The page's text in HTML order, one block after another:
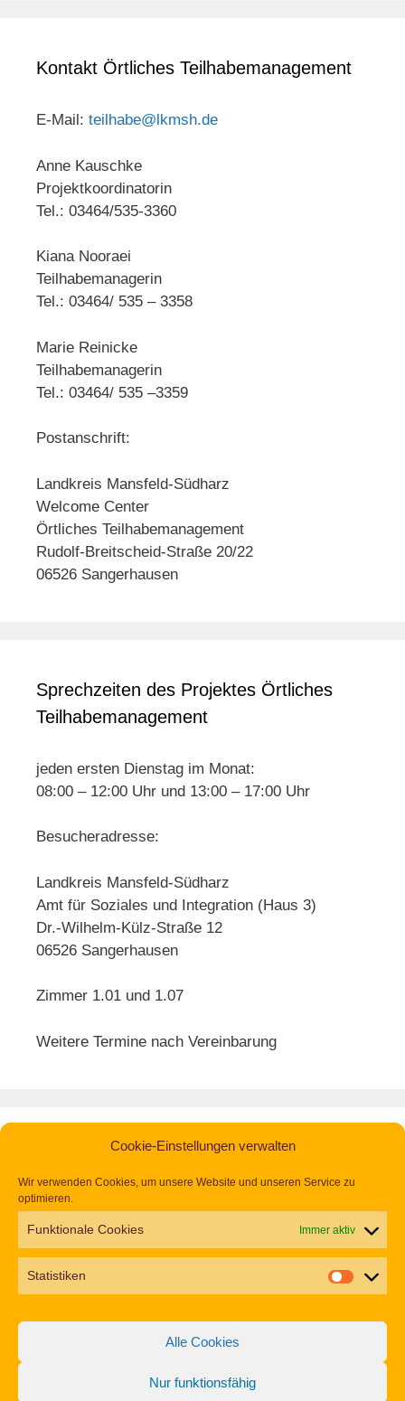
Cookie-Einstellungen verwalten
Wir verwenden Cookies, um unsere Website und unseren Service zu
optimieren.
Funktionale Cookies Immer aktiv
Statistiken
Alle Cookies
Nur funktionsfähig
Kontakt Örtliches Teilhabemanagement
E-Mail: teilhabe@lkmsh.de
Anne Kauschke
Projektkoordinatorin
Tel.: 03464/535-3360
Kiana Nooraei
Teilhabemanagerin
Tel.: 03464/ 535 – 3358
Marie Reinicke
Teilhabemanagerin
Tel.: 03464/ 535 –3359
Postanschrift:
Landkreis Mansfeld-Südharz
Welcome Center
Örtliches Teilhabemanagement
Rudolf-Breitscheid-Straße 20/22
06526 Sangerhausen
Sprechzeiten des Projektes Örtliches
Teilhabemanagement
jeden ersten Dienstag im Monat:
08:00 – 12:00 Uhr und 13:00 – 17:00 Uhr
Besucheradresse:
Landkreis Mansfeld-Südharz
Amt für Soziales und Integration (Haus 3)
Dr.-Wilhelm-Külz-Straße 12
06526 Sangerhausen
Zimmer 1.01 und 1.07
Weitere Termine nach Vereinbarung